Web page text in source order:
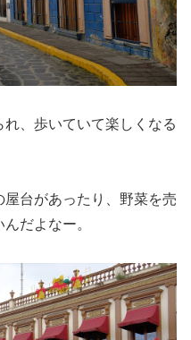
、歩いていて楽しくなる
台があったり、野菜を売
だよなー。